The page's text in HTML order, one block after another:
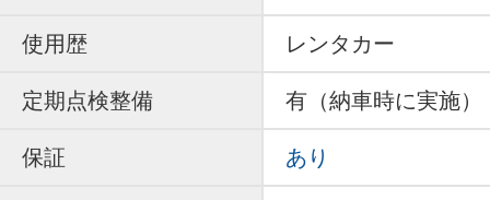
使用歴 レンタカー
定期点検整備 有（納車時に実施）
保証 あり